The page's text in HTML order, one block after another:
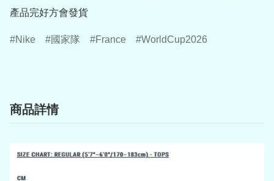
產品完好方會發貨
Nike 國家隊 France WorldCup2026
商品詳情